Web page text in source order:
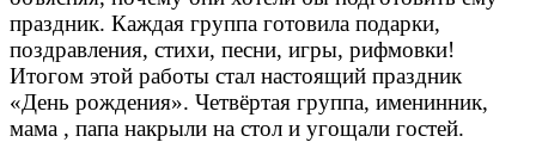
праздник. Каждая группа готовила подарки,
поздравления, стихи, песни, игры, рифмовки!
Итогом этой работы стал настоящий праздник
«День рождения». Четвёртая группа, именинник,
мама , папа накрыли на стол и угощали гостей.